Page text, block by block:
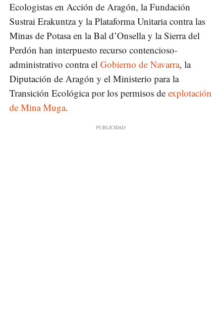
Ecologistas en Acción de Aragón, la Fundación
Sustrai Erakuntza y la Plataforma Unitaria contra las
Minas de Potasa en la Bal d’Onsella y la Sierra del
Perdón han interpuesto recurso contencioso-
administrativo contra el Gobierno de Navarra, la
Diputación de Aragón y el Ministerio para la
Transición Ecológica por los permisos de explotación
de Mina Muga.